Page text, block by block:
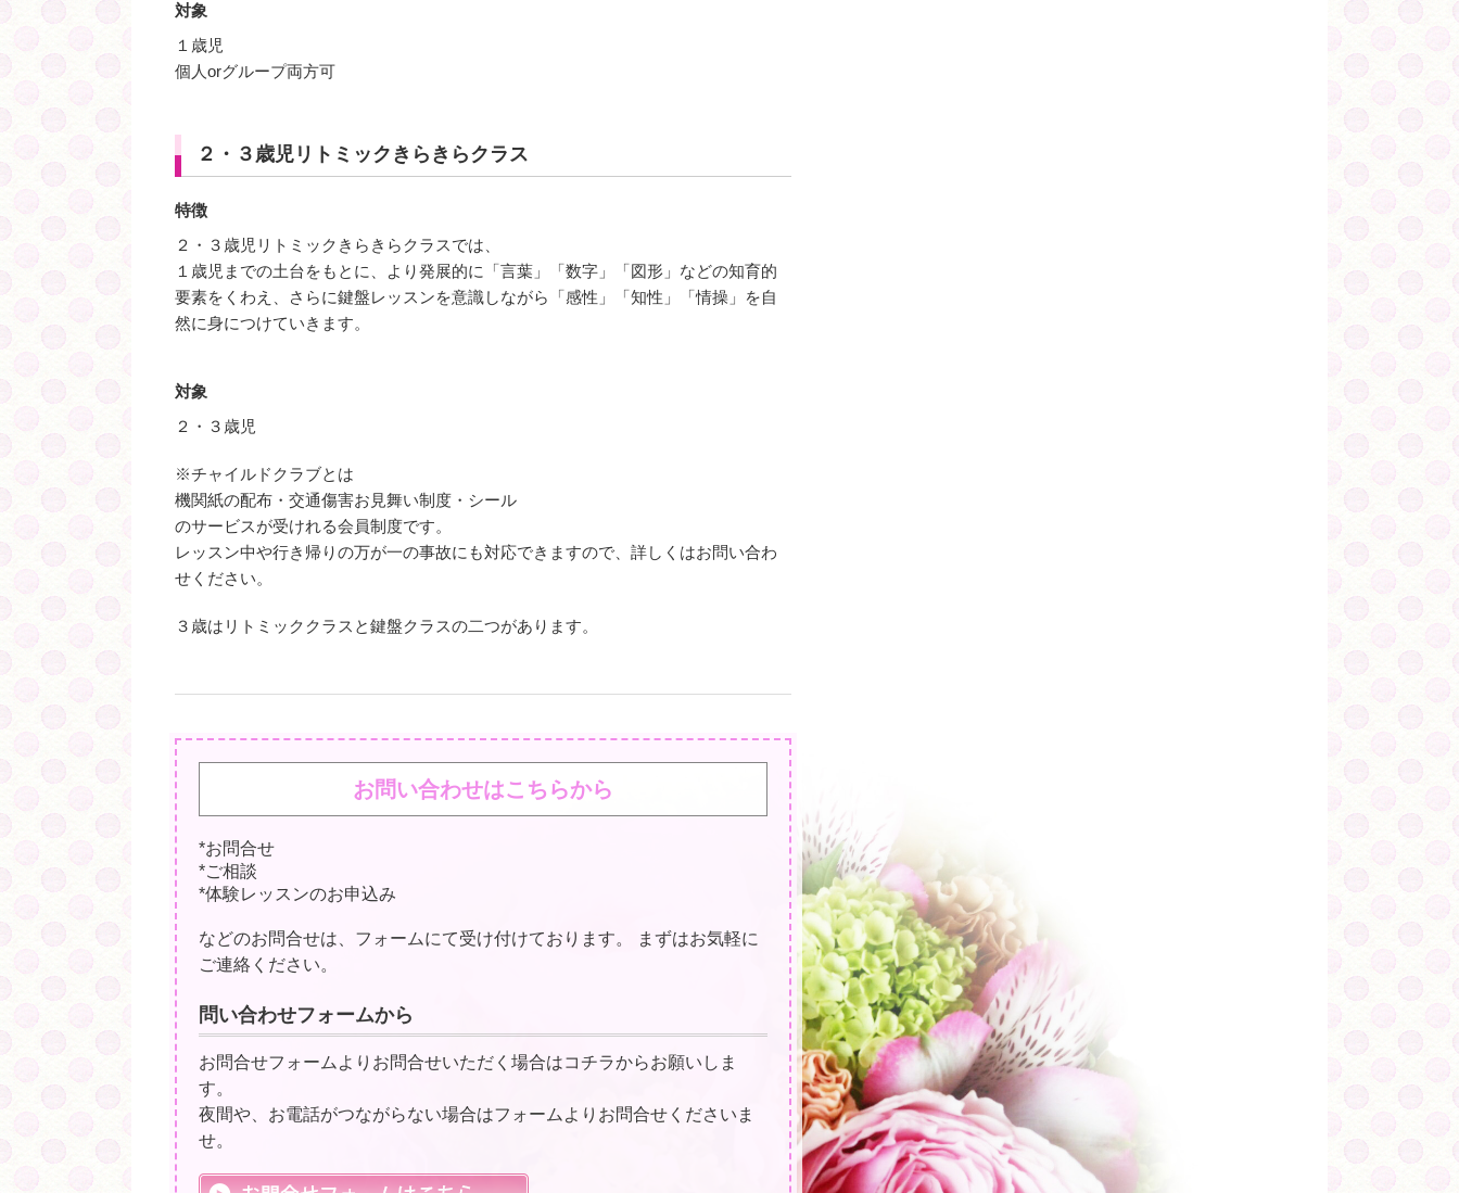
対象
１歳児
個人orグループ両方可
２・３歳児リトミックきらきらクラス
特徴
２・３歳児リトミックきらきらクラスでは、
１歳児までの土台をもとに、より発展的に「言葉」「数字」「図形」などの知育的
要素をくわえ、さらに鍵盤レッスンを意識しながら「感性」「知性」「情操」を自
然に身につけていきます。
対象
２・３歳児
※チャイルドクラブとは
機関紙の配布・交通傷害お見舞い制度・シール
のサービスが受けれる会員制度です。
レッスン中や行き帰りの万が一の事故にも対応できますので、詳しくはお問い合わ
せください。
３歳はリトミッククラスと鍵盤クラスの二つがあります。
お問い合わせはこちらから
*お問合せ
*ご相談
*体験レッスンのお申込み
などのお問合せは、フォームにて受け付けております。 まずはお気軽に
ご連絡ください。
問い合わせフォームから
お問合せフォームよりお問合せいただく場合はコチラからお願いしま
す。
夜間や、お電話がつながらない場合はフォームよりお問合せくださいま
せ。